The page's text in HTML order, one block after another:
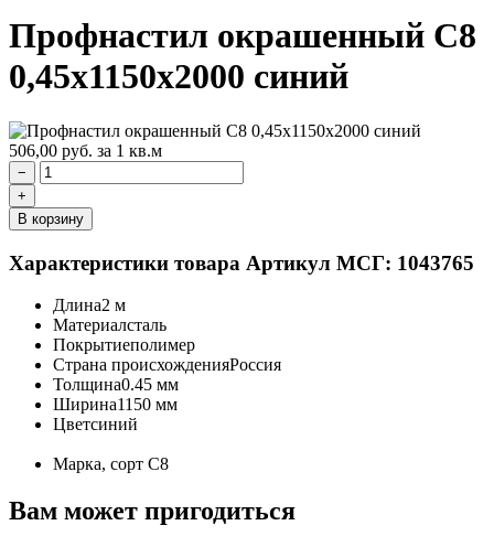
Профнастил окрашенный С8
0,45x1150x2000 синий
506,00 руб. за 1 кв.м
−
+
В корзину
Характеристики товара Артикул МСГ: 1043765
Длина2 м
Материалсталь
Покрытиеполимер
Страна происхожденияРоссия
Толщина0.45 мм
Ширина1150 мм
Цветсиний
Марка, сорт С8
Вам может пригодиться